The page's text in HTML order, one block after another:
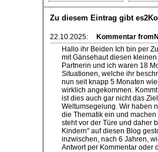
Zu diesem Eintrag gibt
22.10.2025:
Kommentar
Hallo ihr Beiden Ich bin per
mit Gänsehaut diesen
Partnerin und ich waren 18
Situationen, welche ihr
nun seit knapp 5 Monaten
wirklich angekommen.
ist dies auch gar nicht das
Weltumsegelung. Wir haben
die Thematik ein und
steht vor der Türe und daher
Kindern" auf diesen Blog
inzwischen, nach 6 Jahren,
Antwort per Kommentar oder